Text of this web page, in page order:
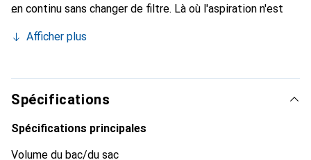
en continu sans changer de filtre. Là où l'aspiration n'est
enlever les feuilles sur les chemins en gravier. Le WD 4 S
robuste et résistant aux chocs de 20 litres, d'un câble de 6
mètres et d'un tuyau d'aspiration de 2,2 mètres, ainsi que
d'un filtre à plis plats et d'un sac filtrant en non-tissé.
Grâce à une technologie brevetée, le filtre de l'aspirateur à
Afficher plus
Spécifications
Spécifications principales
Volume du bac/du sac